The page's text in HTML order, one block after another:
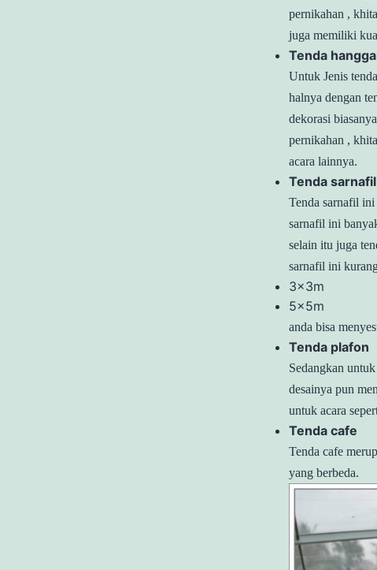
pernikahan ,
juga memiliki
Tenda
Untuk Jenis
halnya dengan
dekorasi
pernikahan ,
acara lainnya.
Tenda sarnafil
Tenda sarnafil
sarnafil ini
selain itu juga
sarnafil ini
3x3m
5x5m
anda bisa
Tenda plafon
Sedangkan
desainya pun
untuk acara
Tenda cafe
Tenda cafe
yang berbeda.